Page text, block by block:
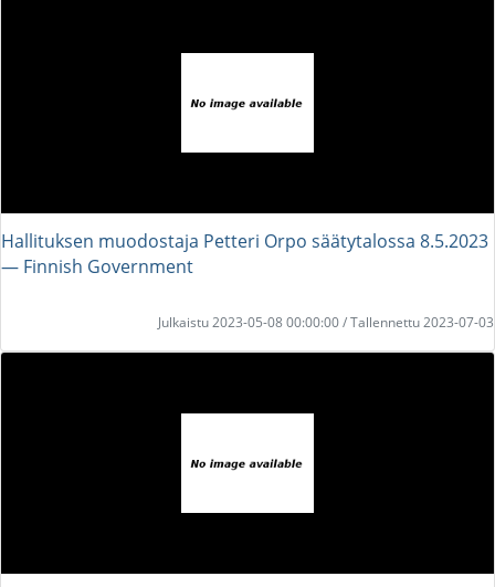
Hallituksen muodostaja Petteri Orpo säätytalossa 8.5.2023
― Finnish Government
Julkaistu 2023-05-08 00:00:00 / Tallennettu 2023-07-03